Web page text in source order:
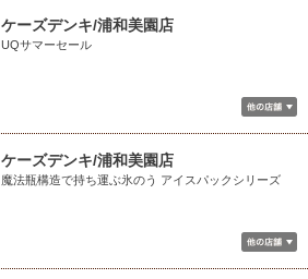
ケーズデンキ/浦和美園店
UQサマーセール
ケーズデンキ/浦和美園店
魔法瓶構造で持ち運ぶ氷のう アイスパックシリーズ